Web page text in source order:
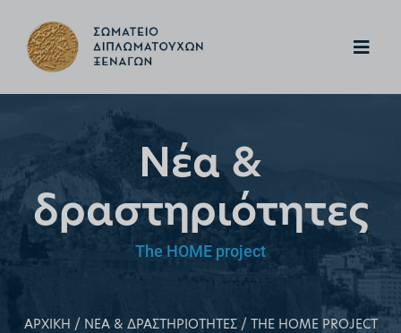
Νέα &
δραστηριότητες
The HOME project
ΑΡΧΙΚΗ ΝΕΑ & ΔΡΑΣΤΗΡΙΟΤΗΤΕΣ THE HOME PROJECT